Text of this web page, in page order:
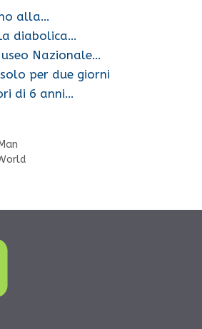
alla…
diabolica…
Nazionale…
per due giorni
di 6 anni…